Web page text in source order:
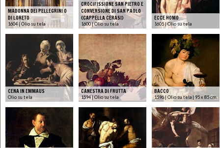
MADONNA DEI PELLEGRINI O
DI LORETO
1604 | Olio su tela
CROCIFISSIONE SAN PIETRO E
CONVERSIONE DI SAN PAOLO
(CAPPELLA CERASI)
1600 | Olio su tela
ECCE HOMO
1605 | Olio su tela
CENA IN EMMAUS
Olio su tela
CANESTRA DI FRUTTA
1594 | Olio su tela
BACCO
1596 | Olio su tela | 95 x 85 cm.